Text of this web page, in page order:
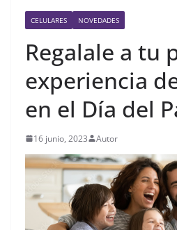
CELULARES NOVEDADES
Regalale a tu
experiencia
en el Día del
16 junio, 2023 Autor